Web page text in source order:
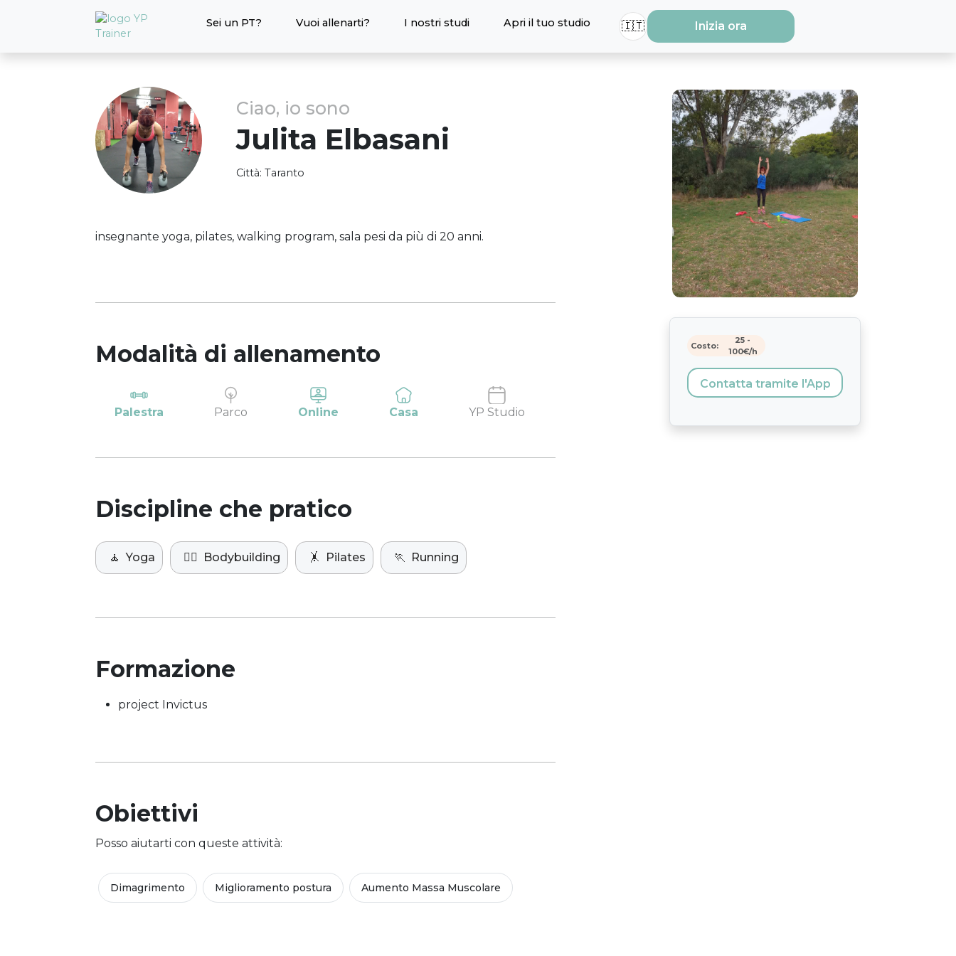
Sei un PT? Vuoi allenarti? I nostri studi Apri il tuo studio 🇮🇹 Inizia ora
Ciao, io sono
Julita Elbasani
Città: Taranto
insegnante yoga, pilates, walking program, sala pesi da più di 20 anni.
Modalità di allenamento
Palestra Parco Online Casa YP Studio
Discipline che pratico
🧘 Yoga 🏋️‍♀️ Bodybuilding 🤸 Pilates 🏃 Running
Formazione
project Invictus
Obiettivi
Posso aiutarti con queste attività:
Dimagrimento Miglioramento postura Aumento Massa Muscolare
Costo:
25 -
100€/h
Contatta tramite l'App